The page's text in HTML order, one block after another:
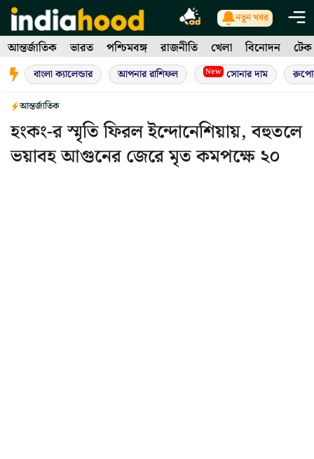
Skip
to
content
নতুন খবর
আন্তর্জাতিক ভারত পশ্চিমবঙ্গ রাজনীতি খেলা বিনোদন টেক
বাংলা ক্যালেন্ডার আপনার রাশিফল New সোনার দাম
আন্তর্জাতিক
হংকং-র স্মৃতি ফিরল ইন্দোনেশিয়ায়, বহুতলে
ভয়াবহ আগুনের জেরে মৃত কমপক্ষে ২০